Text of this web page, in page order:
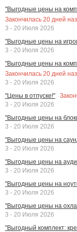
"Выгодные цены на
Закончилась 20 дней
3 - 20 Июля 2026
"Выгодные цены на
3 - 20 Июля 2026
"Выгодные цены на
Закончилась 20 дней
3 - 20 Июля 2026
"Цены в отпуске!"
3 - 20 Июля 2026
"Выгодные цены на
3 - 20 Июля 2026
"Выгодные цены на
3 - 20 Июля 2026
"Выгодные цены на
3 - 20 Июля 2026
"Выгодные цены на
3 - 20 Июля 2026
"Выгодные цены на
3 - 20 Июля 2026
"Выгодный комплект: